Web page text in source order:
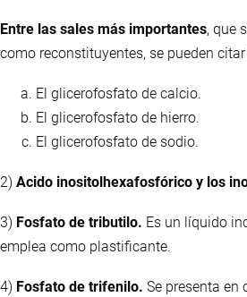
Entre las sales más importantes, que
como reconstituyentes, se pueden
El glicerofosfato de calcio.
El glicerofosfato de hierro.
El glicerofosfato de sodio.
2) Acido inositolhexafosfórico y los
3) Fosfato de tributilo. Es un líquido
emplea como plastificante.
4) Fosfato de trifenilo. Se presenta en